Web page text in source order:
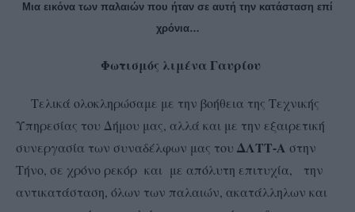
Μια εικόνα των παλαιών που ήταν σε αυτή την κατάσταση επί
χρόνια…
Φωτισμός λιμένα Γαυρίου
Τελικά ολοκληρώσαμε με την βοήθεια της Τεχνικής
Υπηρεσίας του Δήμου μας, αλλά και με την εξαιρετική
συνεργασία των συναδέλφων μας του ΔΛΤΤ-Α στην
Τήνο, σε χρόνο ρεκόρ και με απόλυτη επιτυχία, την
αντικατάσταση, όλων των παλαιών, ακατάλληλων και